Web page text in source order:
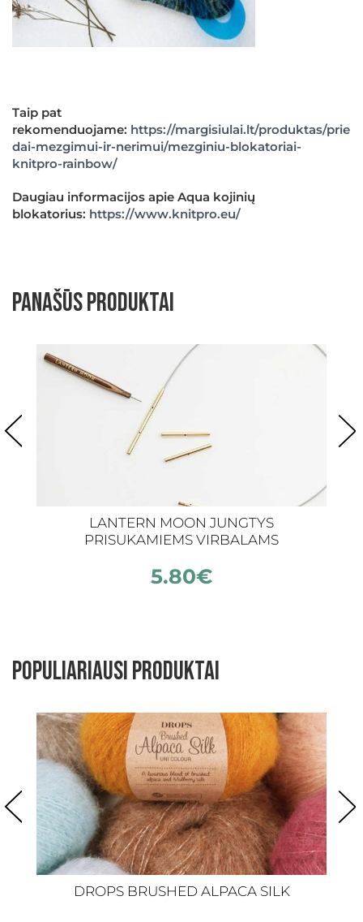
Taip pat
rekomenduojame: https://margisiulai.lt/produktas/prie
dai-mezgimui-ir-nerimui/mezginiu-blokatoriai-
knitpro-rainbow/
Daugiau informacijos apie Aqua kojinių
blokatorius: https://www.knitpro.eu/
Panašūs produktai
LANTERN MOON JUNGTYS
PRISUKAMIEMS VIRBALAMS
5.80€
Populiariausi produktai
DROPS BRUSHED ALPACA SILK